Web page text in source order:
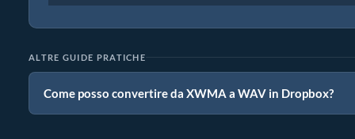
ALTRE GUIDE PRATICHE
Come posso convertire da XWMA a WAV in Dropbox?